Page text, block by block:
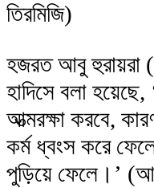
তিরমিজি)
হজরত আবু হুরায়রা
হাদিসে বলা
আত্মরক্ষা করবে,
কর্ম ধ্বংস করে
পুড়িয়ে ফেলে।’